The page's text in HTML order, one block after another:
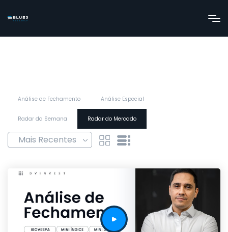
Análise de Fechamento Análise Especial
Radar da Semana Radar do Mercado